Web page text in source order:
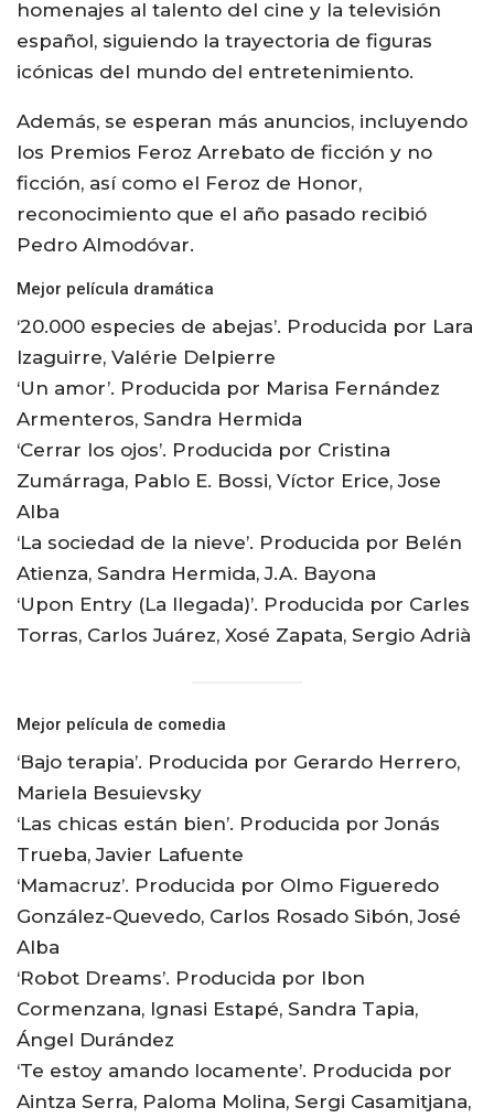
homenajes al talento del cine y la televisión
español, siguiendo la trayectoria de figuras
icónicas del mundo del entretenimiento.
Además, se esperan más anuncios, incluyendo
los Premios Feroz Arrebato de ficción y no
ficción, así como el Feroz de Honor,
reconocimiento que el año pasado recibió
Pedro Almodóvar.
Mejor película dramática
‘20.000 especies de abejas’. Producida por Lara
Izaguirre, Valérie Delpierre
‘Un amor’. Producida por Marisa Fernández
Armenteros, Sandra Hermida
‘Cerrar los ojos’. Producida por Cristina
Zumárraga, Pablo E. Bossi, Víctor Erice, Jose
Alba
‘La sociedad de la nieve’. Producida por Belén
Atienza, Sandra Hermida, J.A. Bayona
‘Upon Entry (La llegada)’. Producida por Carles
Torras, Carlos Juárez, Xosé Zapata, Sergio Adrià
Mejor película de comedia
‘Bajo terapia’. Producida por Gerardo Herrero,
Mariela Besuievsky
‘Las chicas están bien’. Producida por Jonás
Trueba, Javier Lafuente
‘Mamacruz’. Producida por Olmo Figueredo
González-Quevedo, Carlos Rosado Sibón, José
Alba
‘Robot Dreams’. Producida por Ibon
Cormenzana, Ignasi Estapé, Sandra Tapia,
Ángel Durández
‘Te estoy amando locamente’. Producida por
Aintza Serra, Paloma Molina, Sergi Casamitjana,